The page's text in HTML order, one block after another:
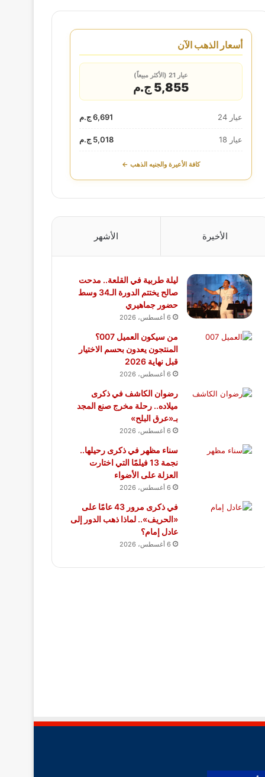
أسعار الذهب الآن
عيار 21 (الأكثر مبيعاً)
5,855 ج.م
عيار 24 6,691 ج.م
عيار 18 5,018 ج.م
كافة الأعيرة والجنيه الذهب ←
الأخيرة الأشهر
ليلة طربية في القلعة.. مدحت
صالح يختتم الدورة الـ34 وسط
حضور جماهيري
6 أغسطس، 2026
من سيكون العميل 007؟
المنتجون يعدون بحسم الاختيار
قبل نهاية 2026
6 أغسطس، 2026
رضوان الكاشف في ذكرى
ميلاده.. رحلة مخرج صنع المجد
بـ«عرق البلح»
6 أغسطس، 2026
سناء مظهر في ذكرى رحيلها..
نجمة 13 فيلمًا التي اختارت
العزلة على الأضواء
6 أغسطس، 2026
في ذكرى مرور 43 عامًا على
«الحريف».. لماذا ذهب الدور إلى
عادل إمام؟
6 أغسطس، 2026